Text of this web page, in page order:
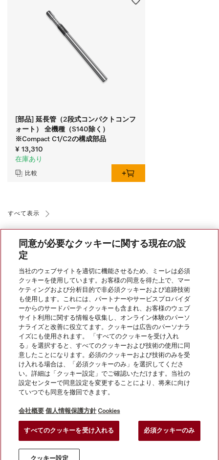
[部品] 延長管（2段式コンパクトコンフ
ォート） 全機種（S140除く）
※Compact C1/C2の構成部品
¥ 13,310
在庫あり
比較
すべて表示
会社案内
サービス
© Miele Japan Corp. All rights reserved.
同意が必要なクッキーに関する現在の設
定
当社のウェブサイトを適切に機能させるため、ミーレは必須
クッキーを使用しています。お客様の同意を得た上で、マー
ケティングおよび分析目的で非必須クッキーおよび追跡技術
も使用します。これには、パートナーやサービスプロバイダ
ーからのサードパーティクッキーも含まれ、お客様のウェブ
サイト利用に関する情報を収集し、オンライン体験のパーソ
ナライズと改善に役立てます。クッキーは広告のパーソナラ
イズにも使用されます。 「すべてのクッキーを受け入れ
る」を選択すると、すべてのクッキーおよび技術の使用に同
意したことになります。必須のクッキーおよび技術のみを受
け入れる場合は、「必須クッキーのみ」を選択してくださ
い。詳細は「クッキー設定」でご確認いただけます。当社の
設定センターで同意設定を変更することにより、将来に向け
ていつでも同意を撤回できます。
会社概要 個人情報保護方針 Cookies
すべてのクッキーを受け入れる 必須クッキーのみ